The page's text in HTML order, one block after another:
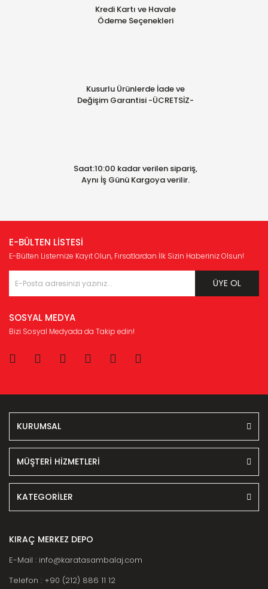
Kredi Kartı ve Havale
Ödeme Seçenekleri
Kusurlu Ürünlerde İade ve
Değişim Garantisi -ÜCRETSİZ-
Saat:10:00 kadar verilen sipariş,
Aynı İş Günü Kargoya verilir.
E-BÜLTEN LİSTESİ
E-Bülten Listemize Kayıt Olun, Fırsatlardan İlk Sizin Haberiniz Olsun!
ÜYE OL
SOSYAL MEDYA
Bizi Sosyal Medyada da Takip edin!
KURUMSAL
MÜŞTERİ HİZMETLERİ
KATEGORİLER
KIRAÇ MERKEZ DEPO
E-Mail : info@karatasambalaj.com
Telefon : +90 (212) 886 11 12